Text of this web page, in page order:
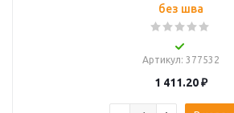
без шва
Артикул: 377532
1 411.20₽